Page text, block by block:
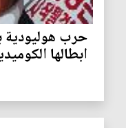
حرب هوليودية
ابطالها